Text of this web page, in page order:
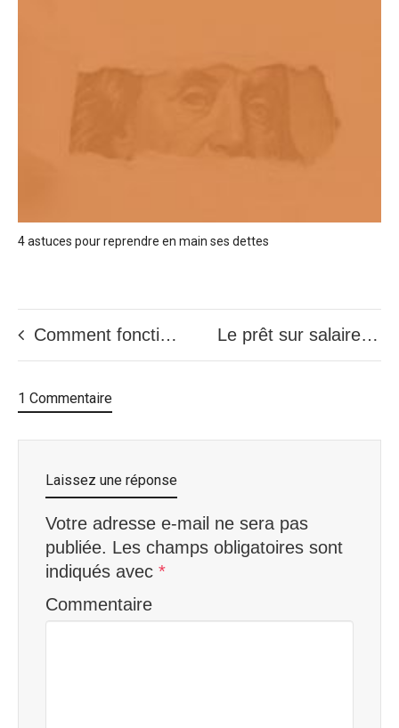
4 astuces pour reprendre en main ses dettes
Comment fonctionne le prêt rapide pour les gens avec un mauvais crédit Le prêt sur salaire au Québec
1 Commentaire
Laissez une réponse
Votre adresse e-mail ne sera pas
publiée. Les champs obligatoires sont
indiqués avec *
Commentaire